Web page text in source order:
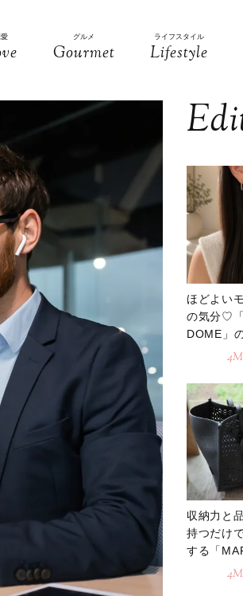
グルメ
Gourmet
ライフスタイル
Lifestyle
ほどよい
の気分♡
DOME」
収納力と
持つだけ
する「
ートバッ